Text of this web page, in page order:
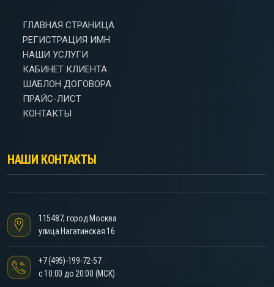
ГЛАВНАЯ СТРАНИЦА
РЕГИСТРАЦИЯ ИМН
НАШИ УСЛУГИ
КАБИНЕТ КЛИЕНТА
ШАБЛОН ДОГОВОРА
ПРАЙС-ЛИСТ
КОНТАКТЫ
НАШИ КОНТАКТЫ
115487; город Москва
улица Нагатинская 16
+7 (495)-199-72-57
с 10:00 до 20:00 (МСК)